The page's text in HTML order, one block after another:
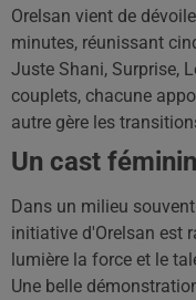
Orelsan vient de
minutes, réunissant
Juste Shani, Surprise,
couplets, chacune
autre gère les
Un cast
Dans un milieu
initiative d'Orelsan est
lumière la force et le
Une belle